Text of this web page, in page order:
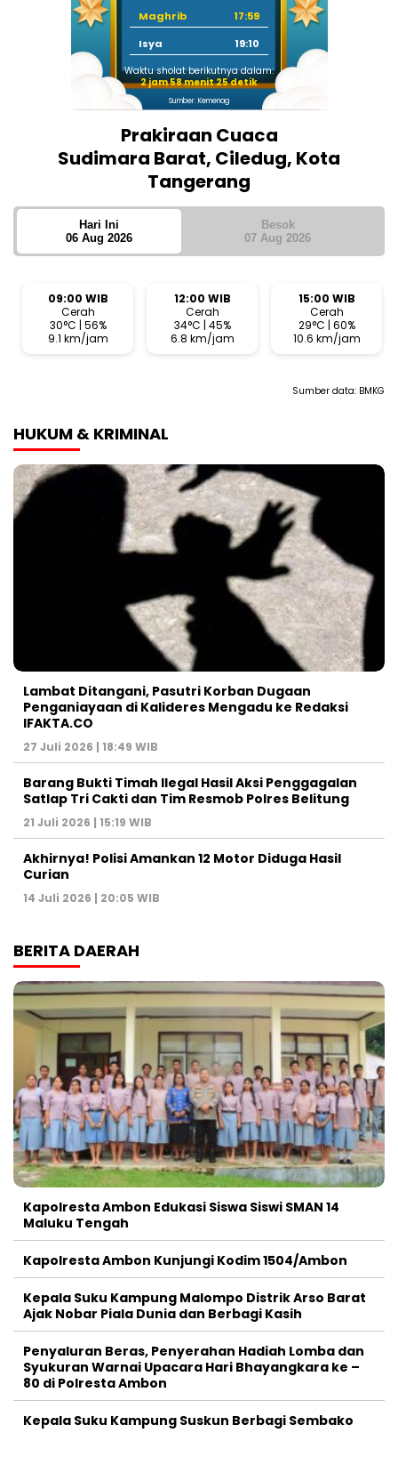
Maghrib
17:59
Isya
19:10
Waktu sholat berikutnya dalam:
2 jam 58 menit 24 detik
Sumber: Kemenag
Prakiraan Cuaca
Sudimara Barat, Ciledug, Kota
Tangerang
Hari Ini
06 Aug 2026
Besok
07 Aug 2026
09:00 WIB
Cerah
30°C | 56%
9.1 km/jam
12:00 WIB
Cerah
34°C | 45%
6.8 km/jam
15:00 WIB
Cerah
29°C | 60%
10.6 km/jam
Sumber data: BMKG
HUKUM & KRIMINAL
Lambat Ditangani, Pasutri Korban Dugaan
Penganiayaan di Kalideres Mengadu ke Redaksi
IFAKTA.CO
27 Juli 2026 | 18:49 WIB
Barang Bukti Timah Ilegal Hasil Aksi Penggagalan
Satlap Tri Cakti dan Tim Resmob Polres Belitung
21 Juli 2026 | 15:19 WIB
Akhirnya! Polisi Amankan 12 Motor Diduga Hasil
Curian
14 Juli 2026 | 20:05 WIB
BERITA DAERAH
Kapolresta Ambon Edukasi Siswa Siswi SMAN 14
Maluku Tengah
Kapolresta Ambon Kunjungi Kodim 1504/Ambon
Kepala Suku Kampung Malompo Distrik Arso Barat
Ajak Nobar Piala Dunia dan Berbagi Kasih
Penyaluran Beras, Penyerahan Hadiah Lomba dan
Syukuran Warnai Upacara Hari Bhayangkara ke –
80 di Polresta Ambon
Kepala Suku Kampung Suskun Berbagi Sembako